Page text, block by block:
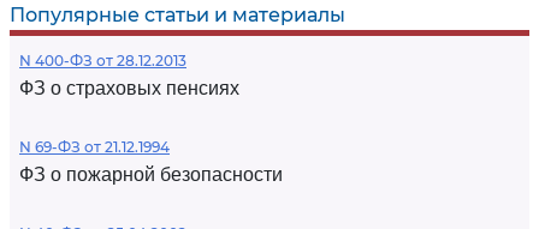
Популярные статьи и материалы
N 400-ФЗ от 28.12.2013
ФЗ о страховых пенсиях
N 69-ФЗ от 21.12.1994
ФЗ о пожарной безопасности